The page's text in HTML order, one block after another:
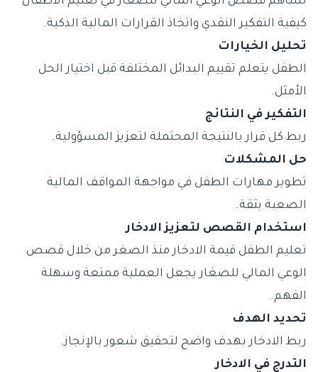
كيفية التفكير النقدي واتخاذ القرارات المالية الذكية.
تحليل الخيارات
الطفل يتعلم تقييم البدائل المختلفة قبل اختيار الحل
الأمثل.
التفكير في النتائج
ربط كل قرار بالنتيجة المحتملة لتعزيز المسؤولية.
حل المشكلات
تطوير مهارات الطفل في مواجهة المواقف المالية
الصعبة بثقة.
استخدام القصص لتعزيز الادخار
تعليم الطفل قيمة الادخار منذ الصغر من خلال قصص
الوعي المالي للصغار يجعل العملية ممتعة وسهلة
الفهم.
تحديد الهدف
ربط الادخار بهدف واضح لتحقيق شعور بالإنجاز.
التدرج في الادخار